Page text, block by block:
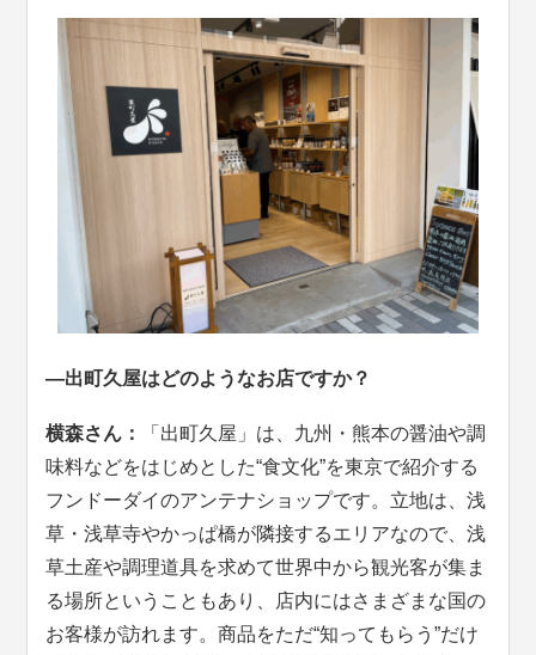
—出町久屋はどのようなお店ですか？
横森さん：
「出町久屋」は、九州・熊本の醤油や調
味料などをはじめとした“食文化”を東京で紹介する
フンドーダイのアンテナショップです。立地は、浅
草・浅草寺やかっぱ橋が隣接するエリアなので、浅
草土産や調理道具を求めて世界中から観光客が集ま
る場所ということもあり、店内にはさまざまな国の
お客様が訪れます。商品をただ“知ってもらう”だけ